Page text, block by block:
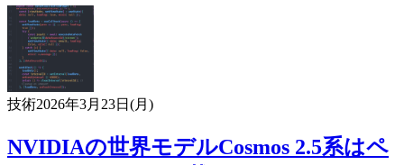
技術2026年3月23日(月)
NVIDIAの世界モデルCosmos 2.5系はペ